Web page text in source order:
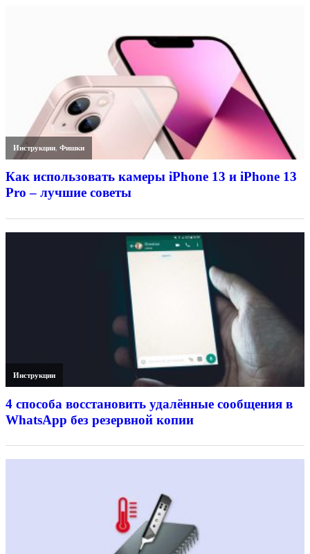
Инструкции,Фишки
Как использовать камеры iPhone 13 и iPhone 13
Pro – лучшие советы
Инструкции
4 способа восстановить удалённые сообщения в
WhatsApp без резервной копии